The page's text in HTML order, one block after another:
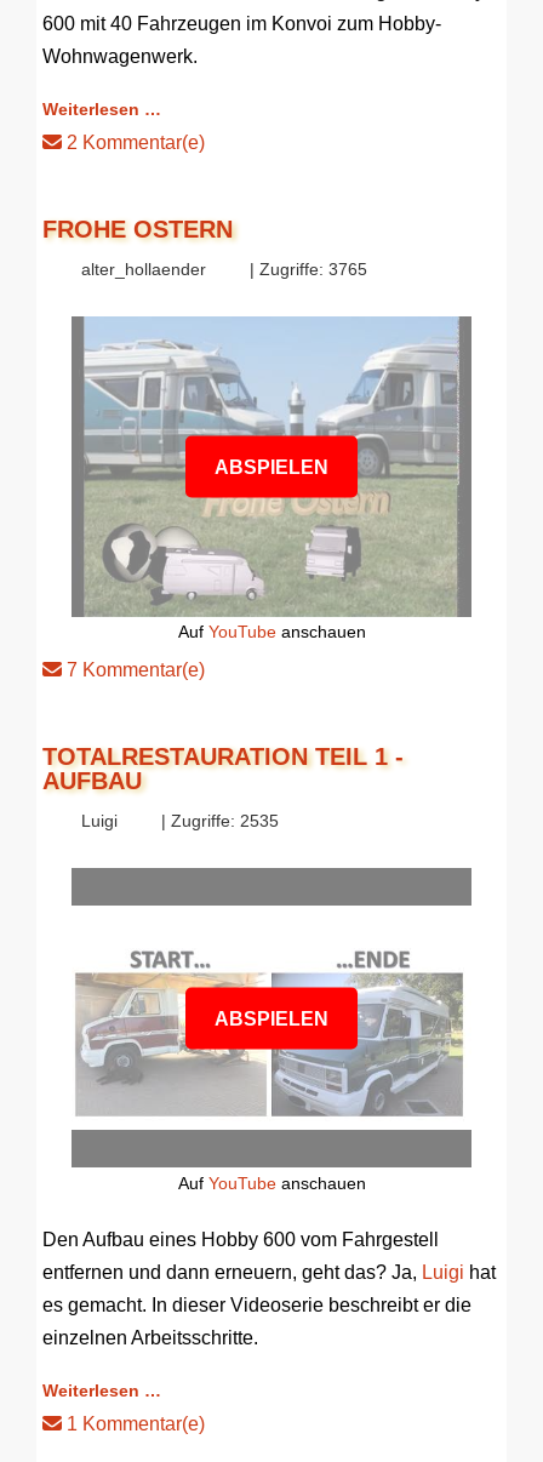
600 mit 40 Fahrzeugen im Konvoi zum Hobby-
Wohnwagenwerk.
Weiterlesen …
2 Kommentar(e)
FROHE OSTERN
alter_hollaender | Zugriffe: 3765
ABSPIELEN
Auf YouTubeanschauen
7 Kommentar(e)
TOTALRESTAURATION TEIL 1 -
AUFBAU
Luigi | Zugriffe: 2535
ABSPIELEN
Auf YouTubeanschauen
Den Aufbau eines Hobby 600 vom Fahrgestell
entfernen und dann erneuern, geht das? Ja, Luigi hat
es gemacht. In dieser Videoserie beschreibt er die
einzelnen Arbeitsschritte.
Weiterlesen …
1 Kommentar(e)